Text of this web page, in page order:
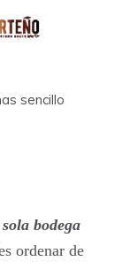
sencillo
bodega
ordenar de